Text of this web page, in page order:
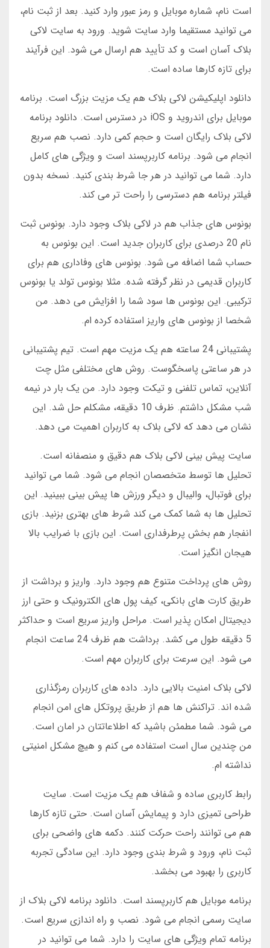
است نام، شماره موبایل و رمز عبور وارد کنید. بعد از ثبت نام،
می توانید مستقیما وارد سایت شوید. ورود به سایت لاکی
بلاک آسان است و کد تأیید هم ارسال می شود. این فرآیند
برای تازه کارها ساده است.
دانلود اپلیکیشن لاکی بلاک هم یک مزیت بزرگ است. برنامه
موبایل برای اندروید و iOS در دسترس است. دانلود برنامه
لاکی بلاک رایگان است و حجم کمی دارد. نصب هم سریع
انجام می شود. برنامه کاربرپسند است و ویژگی های کامل
دارد. شما می توانید در هر جا شرط بندی کنید. نسخه بدون
فیلتر برنامه هم دسترسی را راحت تر می کند.
بونوس های جذاب هم در لاکی بلاک وجود دارد. بونوس ثبت
نام 20 درصدی برای کاربران جدید است. این بونوس به
حساب شما اضافه می شود. بونوس های وفاداری هم برای
کاربران قدیمی در نظر گرفته شده. مثلا بونوس تولد یا بونوس
ترکیبی. این بونوس ها سود شما را افزایش می دهد. من
شخصا از بونوس های واریز استفاده کرده ام.
پشتیبانی 24 ساعته هم یک مزیت مهم است. تیم پشتیبانی
در هر ساعتی پاسخگوست. روش های مختلفی مثل چت
آنلاین، تماس تلفنی و تیکت وجود دارد. من یک بار در نیمه
شب مشکل داشتم. ظرف 10 دقیقه، مشکلم حل شد. این
نشان می دهد که لاکی بلاک به کاربران اهمیت می دهد.
سایت پیش بینی لاکی بلاک هم دقیق و منصفانه است.
تحلیل ها توسط متخصصان انجام می شود. شما می توانید
برای فوتبال، والیبال و دیگر ورزش ها پیش بینی ببینید. این
تحلیل ها به شما کمک می کند شرط های بهتری بزنید. بازی
انفجار هم بخش پرطرفداری است. این بازی با ضرایب بالا
هیجان انگیز است.
روش های پرداخت متنوع هم وجود دارد. واریز و برداشت از
طریق کارت های بانکی، کیف پول های الکترونیک و حتی ارز
دیجیتال امکان پذیر است. مراحل واریز سریع است و حداکثر
5 دقیقه طول می کشد. برداشت هم ظرف 24 ساعت انجام
می شود. این سرعت برای کاربران مهم است.
لاکی بلاک امنیت بالایی دارد. داده های کاربران رمزگذاری
شده اند. تراکنش ها هم از طریق پروتکل های امن انجام
می شود. شما مطمئن باشید که اطلاعاتتان در امان است.
من چندین سال است استفاده می کنم و هیچ مشکل امنیتی
نداشته ام.
رابط کاربری ساده و شفاف هم یک مزیت است. سایت
طراحی تمیزی دارد و پیمایش آسان است. حتی تازه کارها
هم می توانند راحت حرکت کنند. دکمه های واضحی برای
ثبت نام، ورود و شرط بندی وجود دارد. این سادگی تجربه
کاربری را بهبود می بخشد.
برنامه موبایل هم کاربرپسند است. دانلود برنامه لاکی بلاک از
سایت رسمی انجام می شود. نصب و راه اندازی سریع است.
برنامه تمام ویژگی های سایت را دارد. شما می توانید در